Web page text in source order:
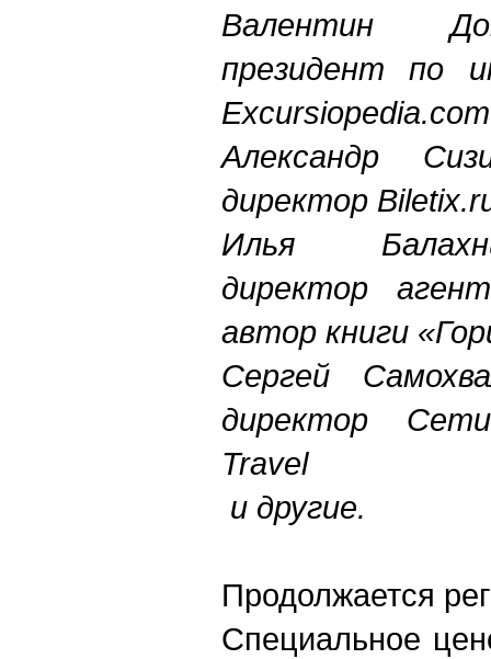
Валентин
президент по
Александр
директор
Илья
директор
автор книги
Сергей
директор
Travel
и другие.
Продолжается
Специальное